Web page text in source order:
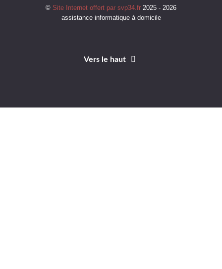
© Site Internet offert par svp34.fr 2025 - 2026
assistance informatique à domicile
Vers le haut